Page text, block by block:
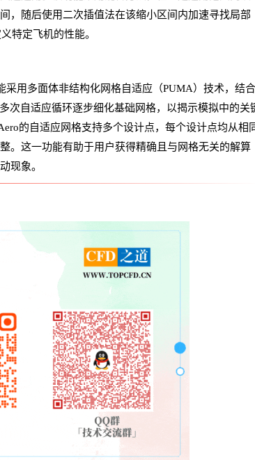
，随后使用二次插值法在该缩小区间内加速寻找局部
特定飞机的性能。
采用多面体非结构化网格自适应（PUMA）技术，结合
次自适应循环逐步细化基础网格，以揭示模拟中的关
的自适应网格支持多个设计点，每个设计点均从相
。这一功能有助于用户获得精确且与网格无关的解算
现象。